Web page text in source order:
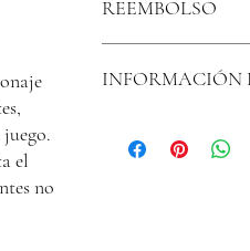
el
no
ideal para destacar por
clientes se
REEMBOLSO
ideal para explicarles a
tus clientes, pues
INFORMACIÓN
información sobre tus